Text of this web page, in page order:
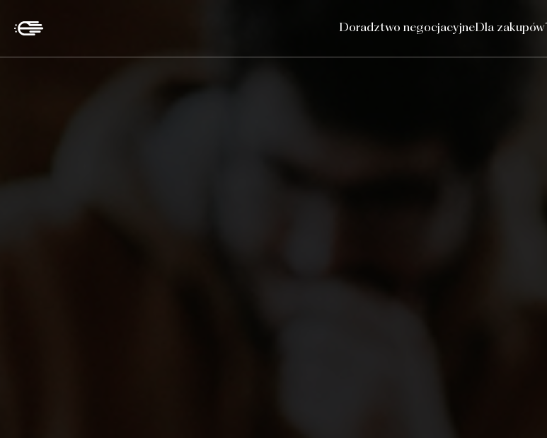
Doradztwo negocjacyjneDla zakupów